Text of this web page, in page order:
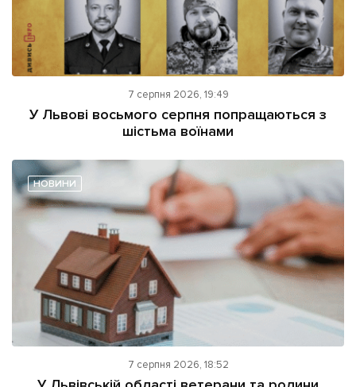
7 серпня 2026, 19:49
У Львові восьмого серпня попращаються з
шістьма воїнами
НОВИНИ
7 серпня 2026, 18:52